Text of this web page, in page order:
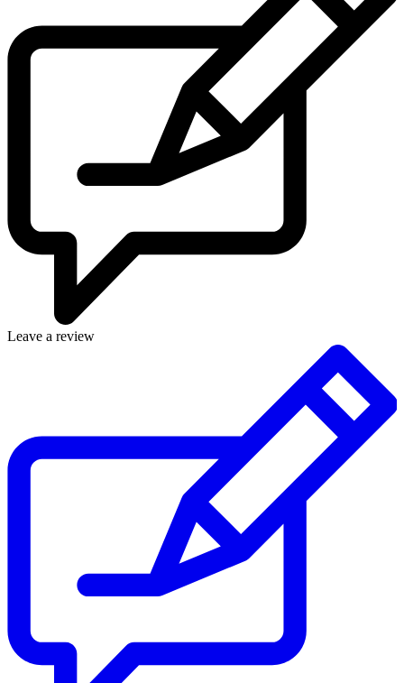
Leave a review